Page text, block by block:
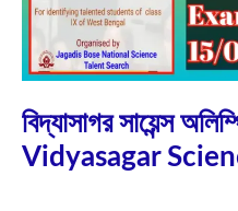
বিদ্যাসাগর সায়েন্স
Vidyasagar